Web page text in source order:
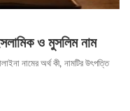
ও মুসলিম নাম
নামের অর্থ কী, নামটির উৎপত্তি